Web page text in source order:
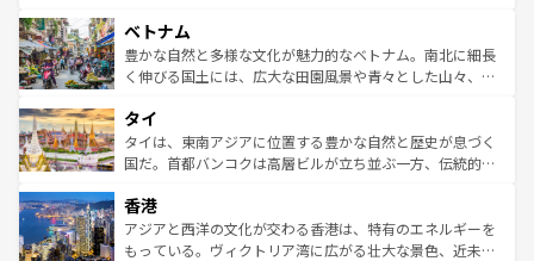
参照してほしい。
容にもいいと評判のスイーツなど、バラエティ豊かな料理
が味わえる。 なお、新着の台湾情報は コンテンツ一覧を参
照してほしい。
き、地方に足を延ばせば四季折々の自然美を楽しむことが
できる。そして、キムチや焼肉、絶品のストリートフード
まで、さまざまな韓国料理が待っている。夜には、韓国な
リティに包まれながら、韓国の多彩な魅力を心ゆくまで味
わってみてほしい。 なお、新着の韓国情報はコンテンツ一
覧を参照してほしい。
ベトナム
豊かな自然と多様な文化が魅力的なベトナム。南北に細長
く伸びる国土には、広大な田園風景や青々とした山々、世
急速な発展と共に伝統が息づく。ハノイの古い町並みやホ
ーチミン市のフランス統治時代の建物も、独特の雰囲気を
醸し出している。また、バラエティの豊かさとおいしさで
とつ。フォーやバインミー、ベトナムコーヒーなどは、ぜ
ひ現地で味わいたい。どの地域を訪れてもあたたかい人々
が旅行者を迎えてくれるので、きっと忘れられない旅にな
タイ
タイは、東南アジアに位置する豊かな自然と歴史が息づく
国だ。首都バンコクは高層ビルが立ち並ぶ一方、伝統的な
の活気が交差している。北部ではチェンマイなどの山岳地
帯で自然と触れ合い、南部ではプーケットやクラビの美し
いビーチでリゾート気分を楽しむことができる。タイ料理
香港
アジアと西洋の文化が交わる香港は、特有のエネルギーを
もっている。ヴィクトリア湾に広がる壮大な景色、近未来